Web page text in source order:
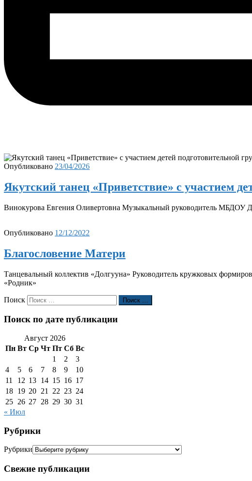
Опубликовано 23/04/2026
Якутский танец «Приветствие» с участием
Винокурова Евгения Оливертовна Музыкальный руководитель МБДОУ
Опубликовано 12/12/2022
Благословение Матери
Танцевальный коллектив «Долгууна» Руководитель кружковых
«Родник»
Поиск Поиск …
Поиск по дате публикации
Август 2026
Пн Вт Ср Чт Пт Сб Вс
1
2
3
4
5 6 7 8 9
10
11
12 13 14 15 16 17
18 19 20 21 22 23 24
25 26 27 28 29 30 31
« Июл
Рубрики
Рубрики
Свежие публикации